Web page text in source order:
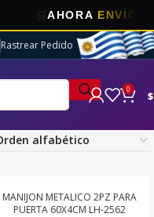
AHORAENVÍOS GRATIS
Rastrear Pedido
0 $
MANIJON METALICO 2PZ PARA
PUERTA 60X4CM LH-2562